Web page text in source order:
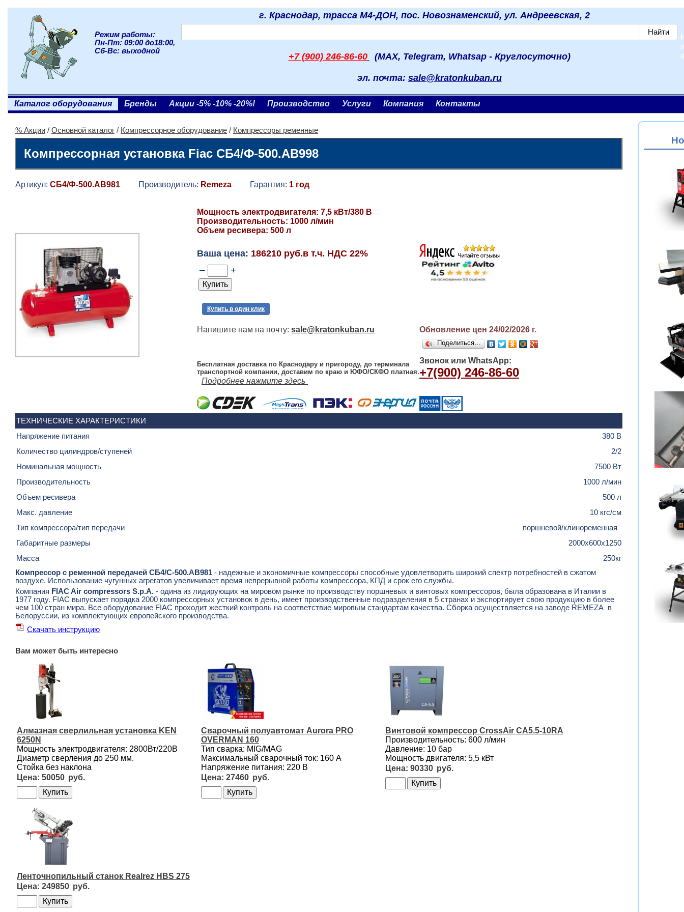
Режим работы:
Пн-Пт: 09:00 до18:00,
Сб-Вс: выходной
г. Краснодар, трасса М4-ДОН, пос. Новознаменский, ул. Андреевская, 2
+7 (900) 246-86-60 (MAX, Telegram, Whatsap - Круглосуточно)
эл. почта: sale@kratonkuban.ru
Каталог оборудования Бренды Акции -5% -10% -20%! Производство Услуги Компания Контакты
% Акции / Основной каталог / Компрессорное оборудование / Компрессоры ременные
Компрессорная установка Fiac СБ4/Ф-500.AB998
Артикул: СБ4/Ф-500.AB981 Производитель: Remeza Гарантия: 1 год
Мощность электродвигателя: 7,5 кВт/380 В
Производительность: 1000 л/мин
Объем ресивера: 500 л
Ваша цена: 186210 руб.в т.ч. НДС 22%
– +
Купить в один клик
Напишите нам на почту: sale@kratonkuban.ru Обновление цен 24/02/2026 г.
Поделиться…
Бесплатная доставка по Краснодару и пригороду, до терминала
транспортной компании, доставим по краю и ЮФО/СКФО платная.
Подробнее нажмите здесь
Звонок или WhatsApp:
+7(900) 246-86-60
ТЕХНИЧЕСКИЕ ХАРАКТЕРИСТИКИ
Напряжение питания
380 В
Количество цилиндров/ступеней
2/2
Номинальная мощность
7500 Вт
Производительность
1000 л/мин
Объем ресивера
500 л
Макс. давление
10 кгс/см
Тип компрессора/тип передачи
поршневой/клиноременная
Габаритные размеры
2000х600х1250
Масса
250кг
Компрессор с ременной передачей СБ4/С-500.AB981 - надежные и экономичные компрессоры способные удовлетворить широкий спектр потребностей в сжатом
воздухе. Использование чугунных агрегатов увеличивает время непрерывной работы компрессора, КПД и срок его службы.
Компания FIAC Air compressors S.p.A. - одина из лидирующих на мировом рынке по производству поршневых и винтовых компрессоров, была образована в Италии в
1977 году. FIAC выпускает порядка 2000 компрессорных установок в день, имеет производственные подразделения в 5 странах и экспортирует свою продукцию в более
чем 100 стран мира. Все оборудование FIAC проходит жесткий контроль на соответствие мировым стандартам качества. Сборка осуществляется на заводе REMEZA в
Белоруссии, из комплектующих европейского производства.
Скачать инструкцию
Вам может быть интересно
Алмазная сверлильная установка KEN
6250N
Мощность электродвигателя: 2800Вт/220В
Диаметр сверления до 250 мм.
Стойка без наклона
50050
Сварочный полуавтомат Aurora PRO
OVERMAN 160
Тип сварка: MIG/MAG
Максимальный сварочный ток: 160 А
Напряжение питания: 220 В
27460
Винтовой компрессор CrossAir CA5.5-10RA
Производительность: 600 л/мин
Давление: 10 бар
Мощность двигателя: 5,5 кВт
90330
Ленточнопильный станок Realrez HBS 275
249850